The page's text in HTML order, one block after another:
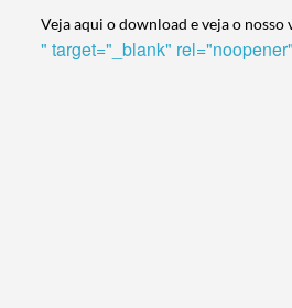
Veja aqui o download e veja o
" target="_blank"